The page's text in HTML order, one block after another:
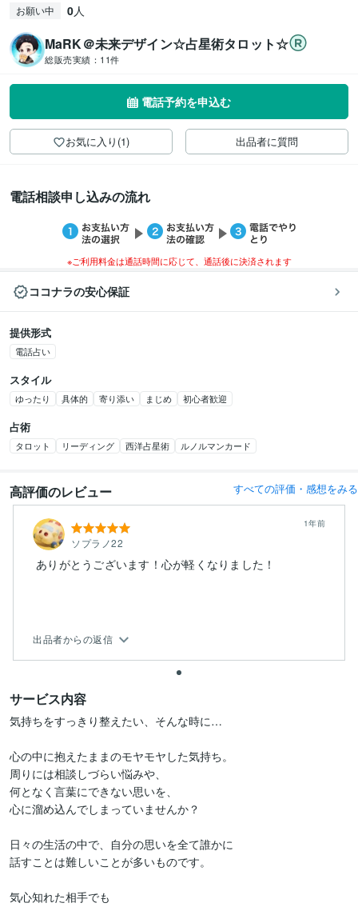
お願い中 0人
MaRK＠未来デザイン☆占星術タロット☆
総販売実績： 11件
電話予約を申込む
お気に入り(1) 出品者に質問
電話相談申し込みの流れ
※ご利用料金は通話時間に応じて、通話後に決済されます
ココナラの安心保証
提供形式
電話占い
スタイル
ゆったり 具体的 寄り添い まじめ 初心者歓迎
占術
タロット リーディング 西洋占星術 ルノルマンカード
高評価のレビュー すべての評価・感想をみる
ソプラノ22
1年前
ありがとうございます！心が軽くなりました！
出品者からの返信
サービス内容
気持ちをすっきり整えたい、そんな時に…
心の中に抱えたままのモヤモヤした気持ち。
周りには相談しづらい悩みや、
何となく言葉にできない思いを、
心に溜め込んでしまっていませんか？
日々の生活の中で、自分の思いを全て誰かに
話すことは難しいことが多いものです。
気心知れた相手でも